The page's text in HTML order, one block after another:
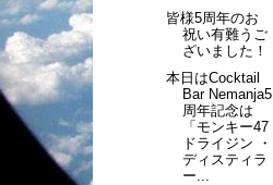
皆様5周年のお
祝い有難うご
ざいました！
本日はCocktail
Bar Nemanja5
周年記念は
「モンキー47
ドライジン ・
ディスティラ
ー...